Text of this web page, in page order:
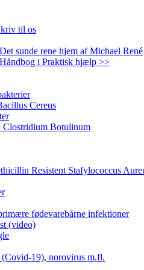
til os
sunde rene hjem af Michael René
i Praktisk hjælp >>
Cereus
Clostridium Botulinum
Resistent Stafylococcus
fødevarebårne infektioner
(video)
19), norovirus m.fl.